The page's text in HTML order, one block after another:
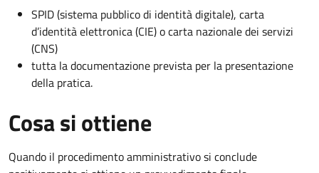
SPID (sistema pubblico di identità digitale), carta
d’identità elettronica (CIE) o carta nazionale dei servizi
(CNS)
tutta la documentazione prevista per la presentazione
della pratica.
Cosa si ottiene
Quando il procedimento amministrativo si conclude